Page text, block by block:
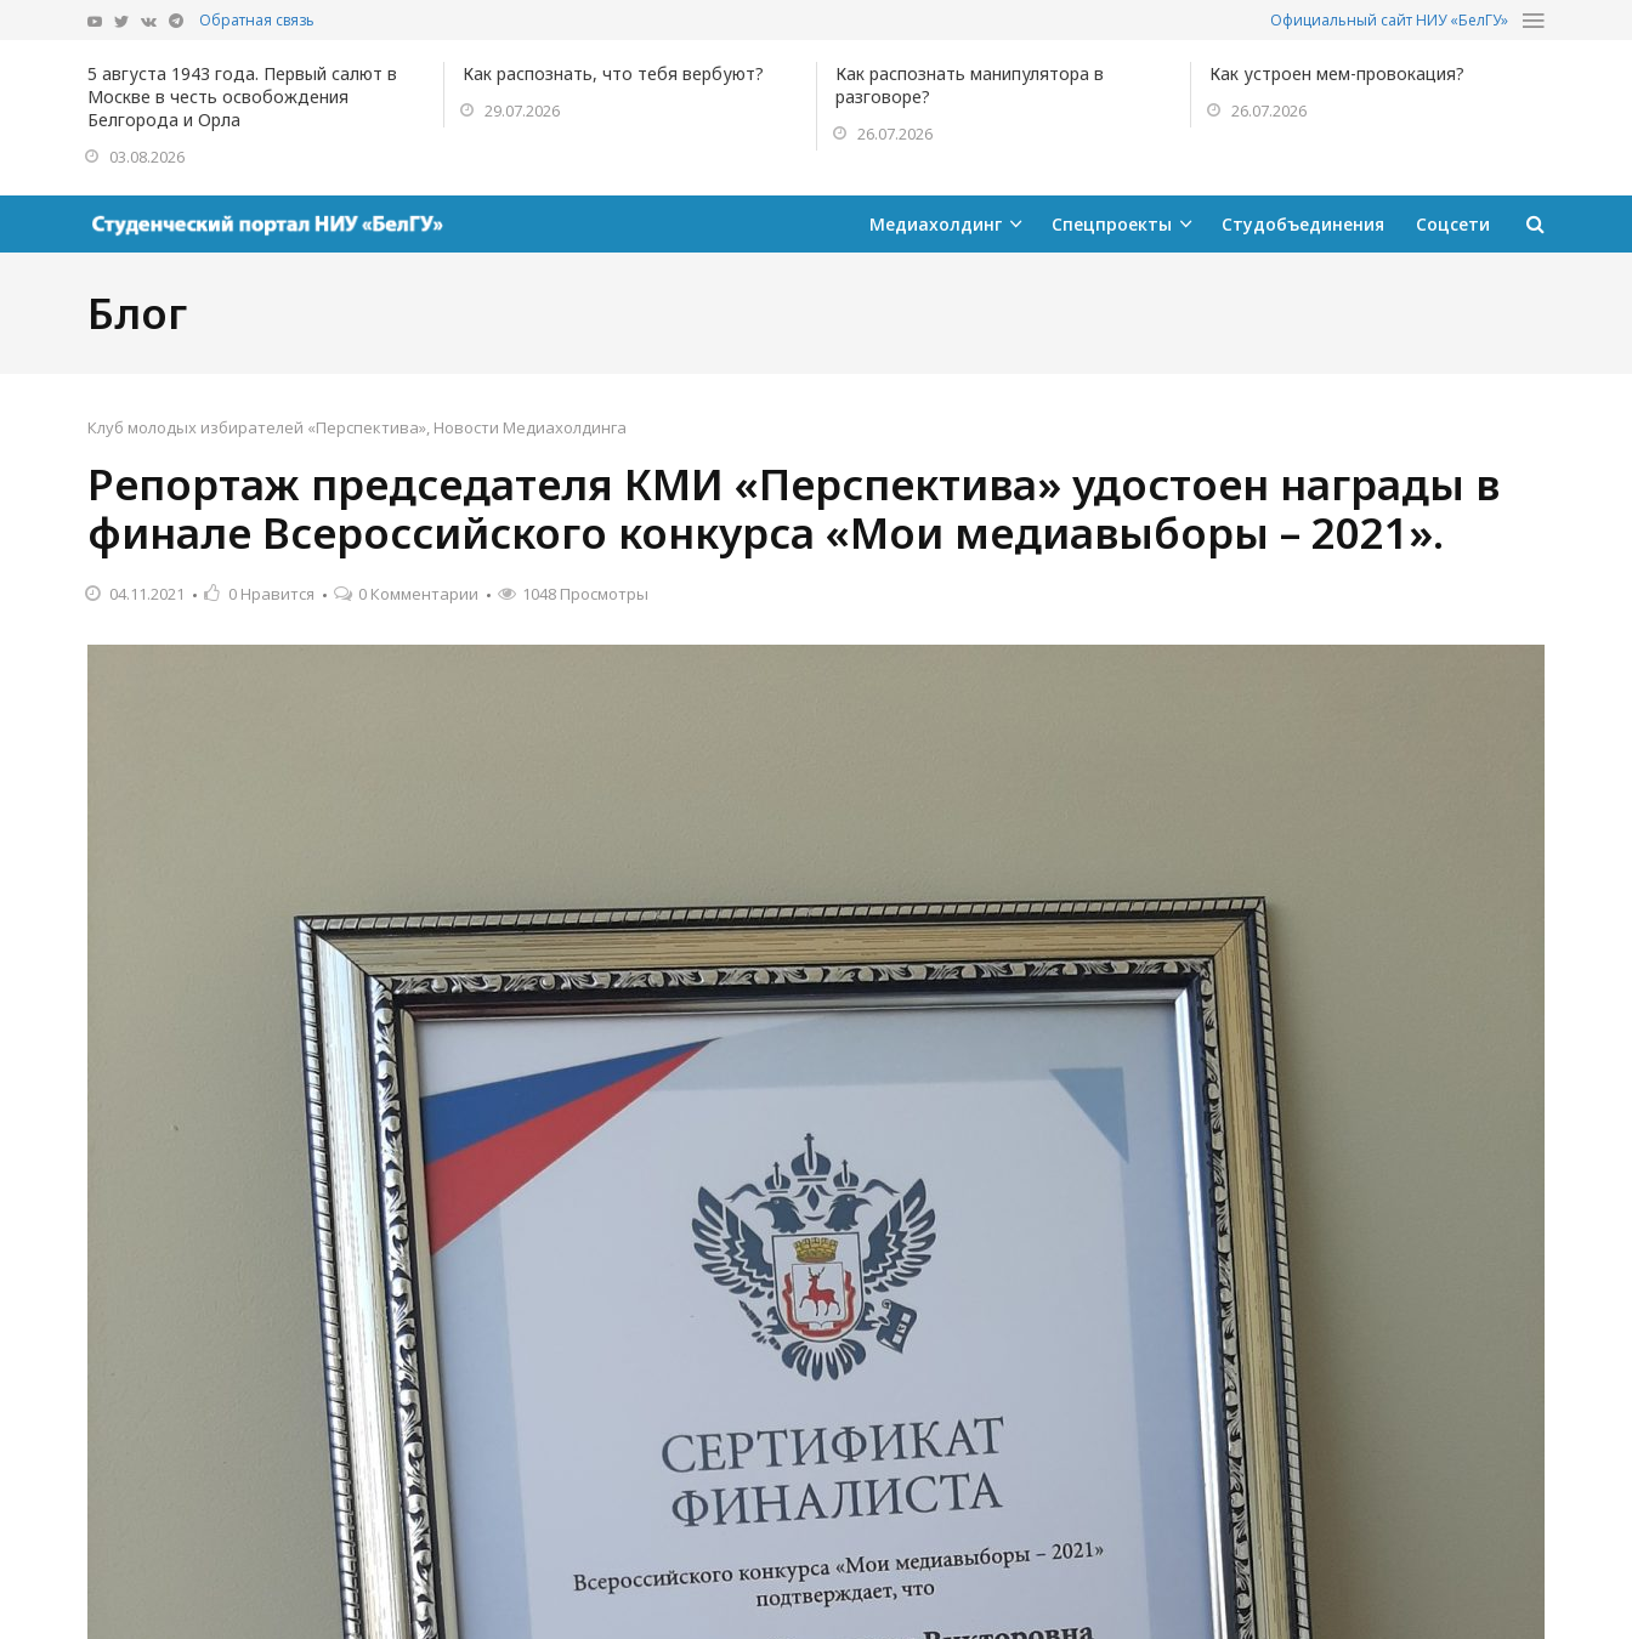
Обратная связь Официальный сайт НИУ «БелГУ»
5 августа 1943 года. Первый салют в
Москве в честь освобождения
Белгорода и Орла
03.08.2026
Как распознать, что тебя вербуют?
29.07.2026
Как распознать манипулятора в
разговоре?
26.07.2026
Как устроен мем-провокация?
26.07.2026
Медиахолдинг Спецпроекты Студобъединения Соцсети
Блог
Клуб молодых избирателей «Перспектива», Новости Медиахолдинга
Репортаж председателя КМИ «Перспектива» удостоен награды в
финале Всероссийского конкурса «Мои медиавыборы – 2021».
04.11.2021 0 Нравится 0 Комментарии 1048 Просмотры